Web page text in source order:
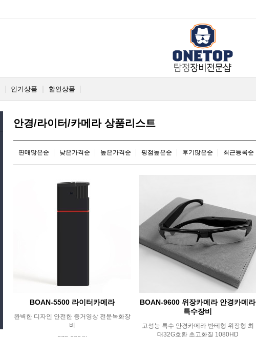
인기상품 할인상품
안경/라이터/카메라 상품리스트
판매많은순 낮은가격순 높은가격순 평점높은순 후기많은순 최근등록순
BOAN-5500 라이터카메라
완벽한 디자인 안전한 증거영상 전문녹화장
비
BOAN-9600 위장카메라 안경카메라
특수장비
고성능 특수 안경카메라 반테형 위장형 최
대32G호환 초고화질 1080HD